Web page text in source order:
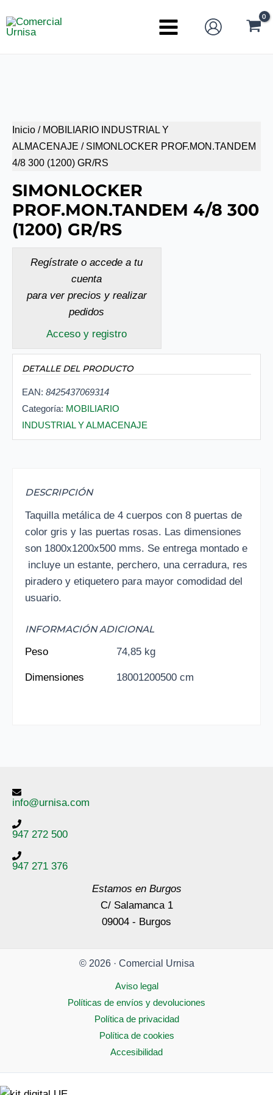
al
Main
Inicio / MOBILIARIO INDUSTRIAL Y
ALMACENAJE / SIMONLOCKER PROF.MON.TANDEM
4/8 300 (1200) GR/RS
SIMONLOCKER
PROF.MON.TANDEM 4/8 300
(1200) GR/RS
Regístrate o accede a tu
cuenta
para ver precios y realizar
pedidos
Acceso y registro
DETALLE DEL PRODUCTO
EAN: 8425437069314
Categoría: MOBILIARIO
INDUSTRIAL Y ALMACENAJE
DESCRIPCIÓN
Taquilla metálica de 4 cuerpos con 8 puertas de
color gris y las puertas rosas. Las dimensiones
son 1800x1200x500 mms. Se entrega montado e
incluye un estante, perchero, una cerradura, res
piradero y etiquetero para mayor comodidad del
usuario.
INFORMACIÓN ADICIONAL
Peso
74,85 kg
Dimensiones 18001200500 cm
info@urnisa.com
947 272 500
947 271 376
Estamos en Burgos
C/ Salamanca 1
09004 - Burgos
© 2026 · Comercial Urnisa
Aviso legal
Políticas de envíos y devoluciones
Política de privacidad
Política de cookies
Accesibilidad